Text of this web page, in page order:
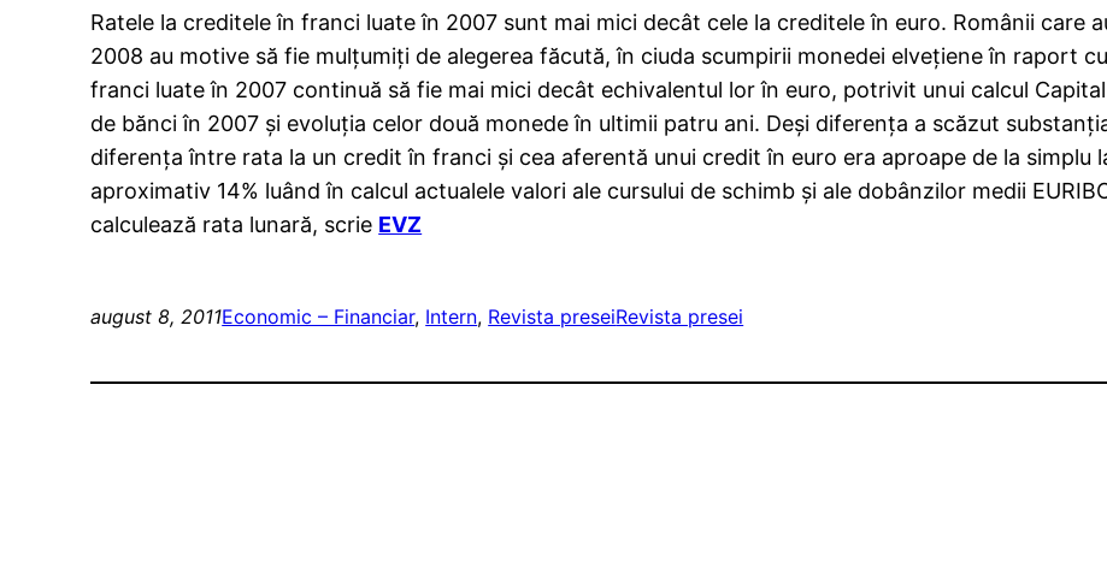
Ratele la creditele în franci luate în 2007 sunt mai mici decât cele la creditele în euro. Românii care
2008 au motive să fie mulţumiţi de alegerea făcută, în ciuda scumpirii monedei elveţiene în raport
franci luate în 2007 continuă să fie mai mici decât echivalentul lor în euro, potrivit unui calcul
de bănci în 2007 şi evoluţia celor două monede în ultimii patru ani. Deşi diferenţa a scăzut
diferenţa între rata la un credit în franci şi cea aferentă unui credit în euro era aproape de la simplu
aproximativ 14% luând în calcul actualele valori ale cursului de schimb şi ale dobânzilor medii
calculează rata lunară, scrie EVZ
august 8, 2011Economic – Financiar, Intern, Revista preseiRevista presei